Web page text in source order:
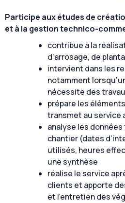
Participe aux études de
et à la gestion technico-
contribue à la
d’arrosage, de
intervient dans les
notamment
nécessite des
prépare les
transmet au service
analyse les
chantier (dates
utilisés, heures
une synthèse
réalise le service
clients et apporte
et l’entretien des